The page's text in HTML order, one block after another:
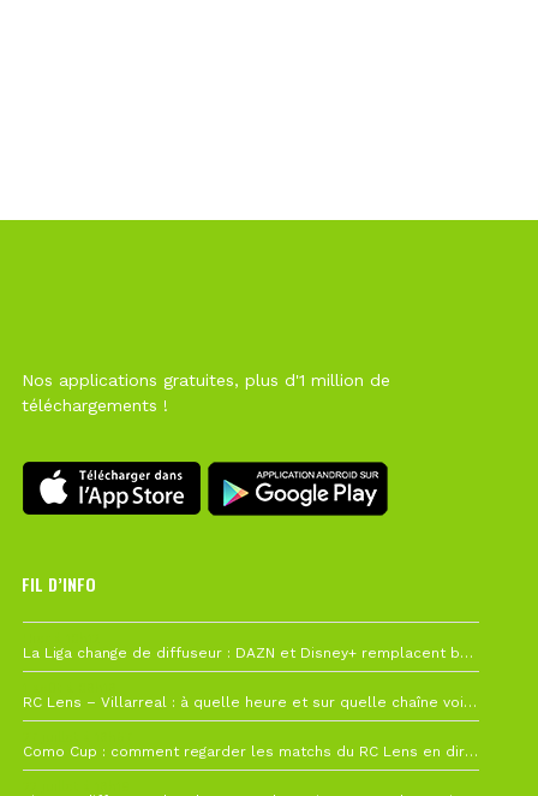
Nos applications gratuites, plus d'1 million de
téléchargements !
FIL D’INFO
La Liga change de diffuseur : DAZN et Disney+ remplacent beIN Sports !
RC Lens – Villarreal : à quelle heure et sur quelle chaîne voir la finale de la Como Cup ?
Como Cup : comment regarder les matchs du RC Lens en direct ?